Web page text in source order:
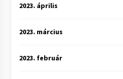
2023. április
2023. március
2023. február